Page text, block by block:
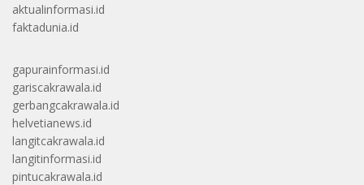
aktualinformasi.id
faktadunia.id
gapurainformasi.id
gariscakrawala.id
gerbangcakrawala.id
helvetianews.id
langitcakrawala.id
langitinformasi.id
pintucakrawala.id